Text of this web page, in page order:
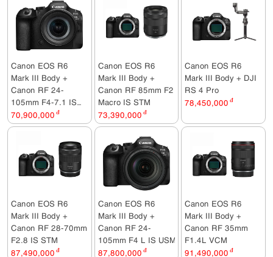
Canon EOS R6
Mark III Body +
Canon RF 24-
105mm F4-7.1 IS
STM
70,900,000 đ
Canon EOS R6
Mark III Body +
Canon RF 85mm F2
Macro IS STM
73,390,000 đ
Canon EOS R6
Mark III Body + DJI
RS 4 Pro
78,450,000 đ
Canon EOS R6
Mark III Body +
Canon RF 28-70mm
F2.8 IS STM
87,490,000 đ
Canon EOS R6
Mark III Body +
Canon RF 24-
105mm F4 L IS USM
87,800,000 đ
Canon EOS R6
Mark III Body +
Canon RF 35mm
F1.4L VCM
91,490,000 đ